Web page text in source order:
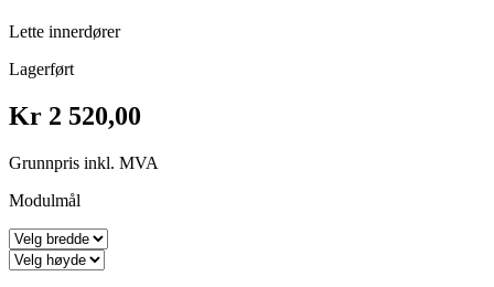
Lette innerdører
Lagerført
Kr 2 520,00
Grunnpris inkl. MVA
Modulmål